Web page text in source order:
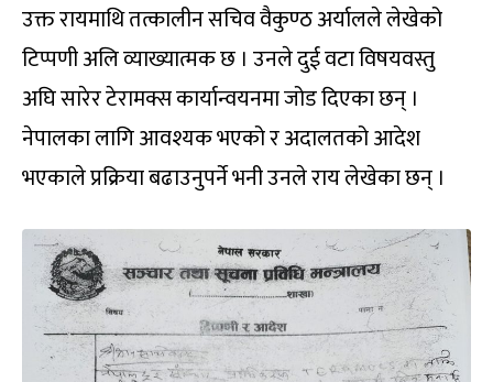
उक्त रायमाथि तत्कालीन सचिव वैकुण्ठ अर्यालले लेखेको
टिप्पणी अलि व्याख्यात्मक छ । उनले दुई वटा विषयवस्तु
अघि सारेर टेरामक्स कार्यान्वयनमा जोड दिएका छन् ।
नेपालका लागि आवश्यक भएको र अदालतको आदेश
भएकाले प्रक्रिया बढाउनुपर्ने भनी उनले राय लेखेका छन् ।